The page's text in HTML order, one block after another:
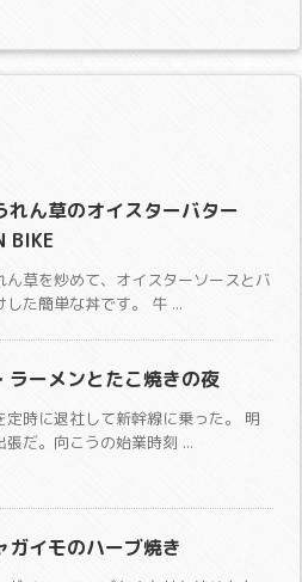
れん草のオイスターバター
BIKE
ん草を炒めて、オイスターソースとバ
した簡単な丼です。 牛 ...
ラーメンとたこ焼きの夜
定時に退社して新幹線に乗った。 明
張だ。向こうの始業時刻 ...
ガイモのハーブ焼き